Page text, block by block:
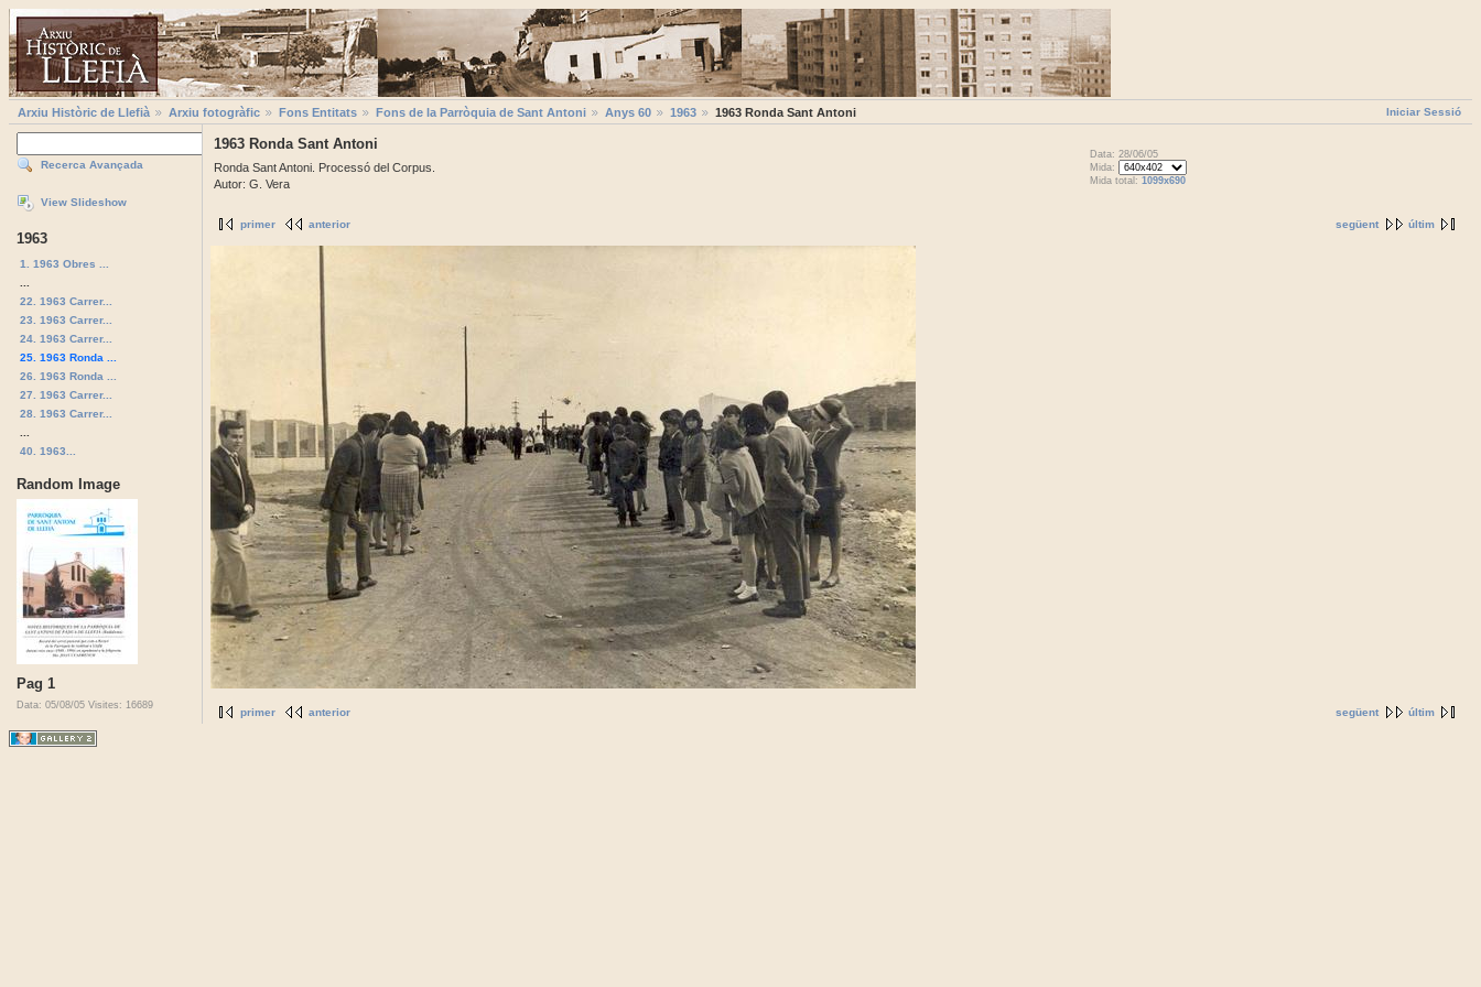
Iniciar Sessió
Arxiu Històric de Llefià Arxiu fotogràfic Fons Entitats Fons de la Parròquia de Sant Antoni Anys 60 1963 1963 Ronda Sant Antoni
Recerca Avançada
View Slideshow
1963
1. 1963 Obres ...
22. 1963 Carrer...
23. 1963 Carrer...
24. 1963 Carrer...
25. 1963 Ronda ...
26. 1963 Ronda ...
27. 1963 Carrer...
28. 1963 Carrer...
40. 1963...
Random Image
Pag 1
Data: 05/08/05 Visites: 16689
1963 Ronda Sant Antoni
Ronda Sant Antoni. Processó del Corpus.
Autor: G. Vera
Data: 28/06/05
Mida:
Mida total: 1099x690
següent últim
primer anterior
següent últim
primer anterior